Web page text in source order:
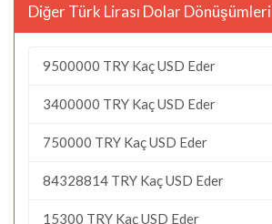
Diğer Türk Lirası Dolar Dönüşümleri
9500000 TRY Kaç USD Eder
3400000 TRY Kaç USD Eder
750000 TRY Kaç USD Eder
84328814 TRY Kaç USD Eder
15300 TRY Kaç USD Eder